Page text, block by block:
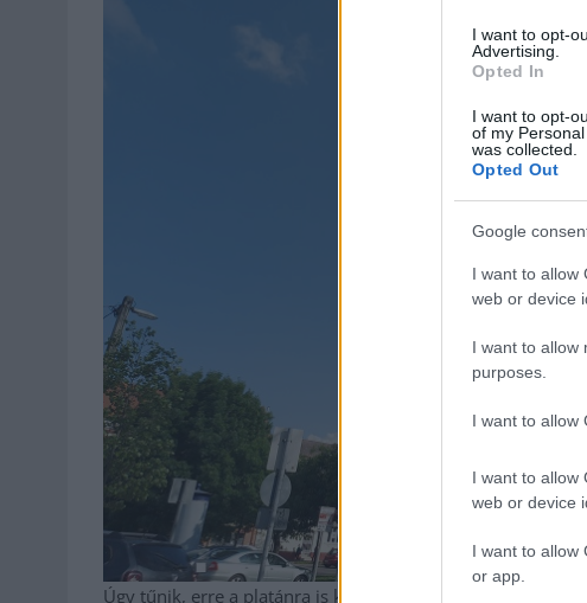
I want to opt-
Advertising.
Opted In
I want to opt-
of my
was collected.
Opted Out
Google
I want to allow
web or device
I want to allow
purposes.
I want to allow
I want to allow
web or device
I want to allow
or app.
Úgy tűnik, erre a platánra is keresztet lehet vetni.